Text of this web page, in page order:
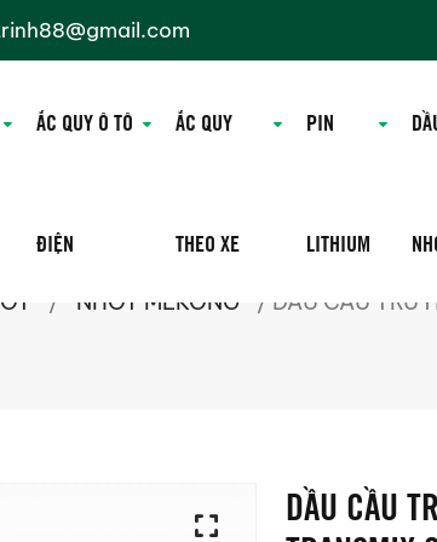
ẮC QUY Ô TÔ
ĐIỆN
ẮC QUY
THEO XE
PIN
LITHIUM
/ NHỚT MEKONG / DẦU CẦU
DẦU CẦU